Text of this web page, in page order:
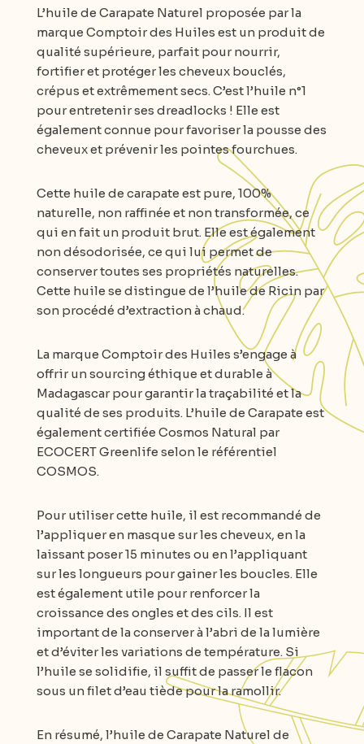
L’huile de Carapate Naturel proposée par la
marque Comptoir des Huiles est un produit de
qualité supérieure, parfait pour nourrir,
fortifier et protéger les cheveux bouclés,
crépus et extrêmement secs. C’est l’huile n°1
pour entretenir ses dreadlocks ! Elle est
également connue pour favoriser la pousse des
cheveux et prévenir les pointes fourchues.
Cette huile de carapate est pure, 100%
naturelle, non raffinée et non transformée, ce
qui en fait un produit brut. Elle est également
non désodorisée, ce qui lui permet de
conserver toutes ses propriétés naturelles.
Cette huile se distingue de l’huile de Ricin par
son procédé d’extraction à chaud.
La marque Comptoir des Huiles s’engage à
offrir un sourcing éthique et durable à
Madagascar pour garantir la traçabilité et la
qualité de ses produits. L’huile de Carapate est
également certifiée Cosmos Natural par
ECOCERT Greenlife selon le référentiel
COSMOS.
Pour utiliser cette huile, il est recommandé de
l’appliquer en masque sur les cheveux, en la
laissant poser 15 minutes ou en l’appliquant
sur les longueurs pour gainer les boucles. Elle
est également utile pour renforcer la
croissance des ongles et des cils. Il est
important de la conserver à l’abri de la lumière
et d’éviter les variations de température. Si
l’huile se solidifie, il suffit de passer le flacon
sous un filet d’eau tiède pour la ramollir.
En résumé, l’huile de Carapate Naturel de